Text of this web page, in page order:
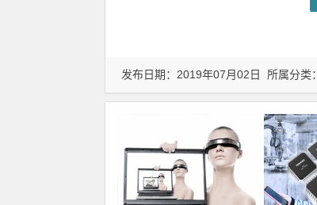
发布日期：2019年07月02日 所属分类：